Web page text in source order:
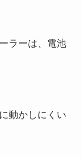
ラーは、電池
動かしにくい